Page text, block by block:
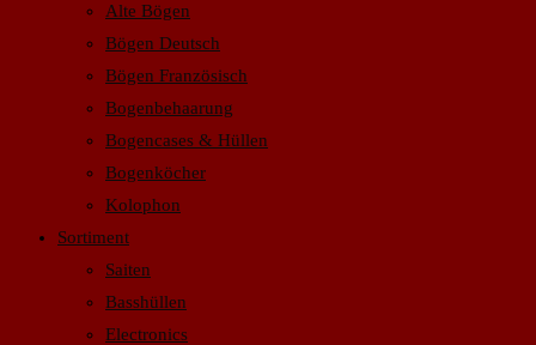
Alte Bögen
Bögen Deutsch
Bögen Französisch
Bogenbehaarung
Bogencases & Hüllen
Bogenköcher
Kolophon
Sortiment
Saiten
Basshüllen
Electronics